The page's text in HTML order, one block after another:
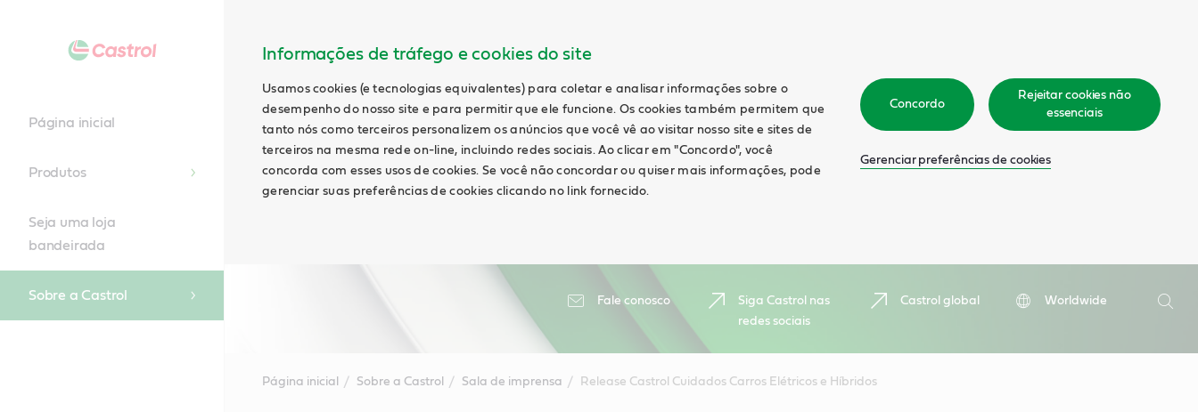
Informações de tráfego e cookies do site
Usamos cookies (e tecnologias equivalentes) para coletar e analisar informações sobre o
desempenho do nosso site e para permitir que ele funcione. Os cookies também permitem que
tanto nós como terceiros personalizem os anúncios que você vê ao visitar nosso site e sites de
terceiros na mesma rede on-line, incluindo redes sociais. Ao clicar em "Concordo", você
concorda com esses usos de cookies. Se você não concordar ou quiser mais informações, pode
gerenciar suas preferências de cookies clicando no link fornecido.
Concordo
Rejeitar cookies não
essenciais
Gerenciar preferências de cookies
Fale conosco
Siga Castrol nas
redes sociais
Castrol global
Worldwide
Página inicial
Produtos
Seja uma loja
bandeirada
Sobre a Castrol
Página inicial Sobre a Castrol Sala de imprensa Release Castrol Cuidados Carros Elétricos e Híbridos